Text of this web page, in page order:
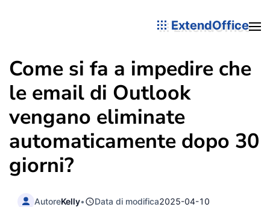
ExtendOffice
Come si fa a impedire che
le email di Outlook
vengano eliminate
automaticamente dopo 30
giorni?
AutoreKelly• Data di modifica2025-04-10